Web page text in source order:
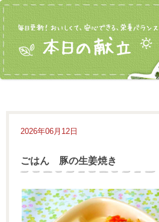
2026年06月12日
ごはん 豚の生姜焼き